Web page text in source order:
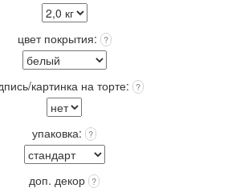
Надпись на торте, это придаст торту
порадует Получателя!
(белая) входит в стоимость.
часа (3 суток) при t 4+(-)2
цвет покрытия: ?
картинка на торте: ?
упаковка: ?
доп. декор ?